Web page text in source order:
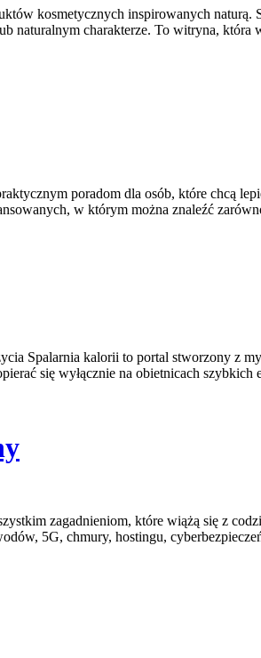
kosmetycznych inspirowanych
naturalnym charakterze. To witryna,
poradom dla osób, które chcą
w którym można znaleźć
Spalarnia kalorii to portal stworzony z
się wyłącznie na obietnicach szybkich
zagadnieniom, które wiążą się z
5G, chmury, hostingu,